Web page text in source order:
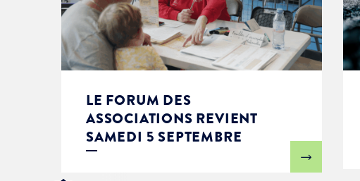
LE FORUM DES
ASSOCIATIONS REVIENT
SAMEDI 5 SEPTEMBRE